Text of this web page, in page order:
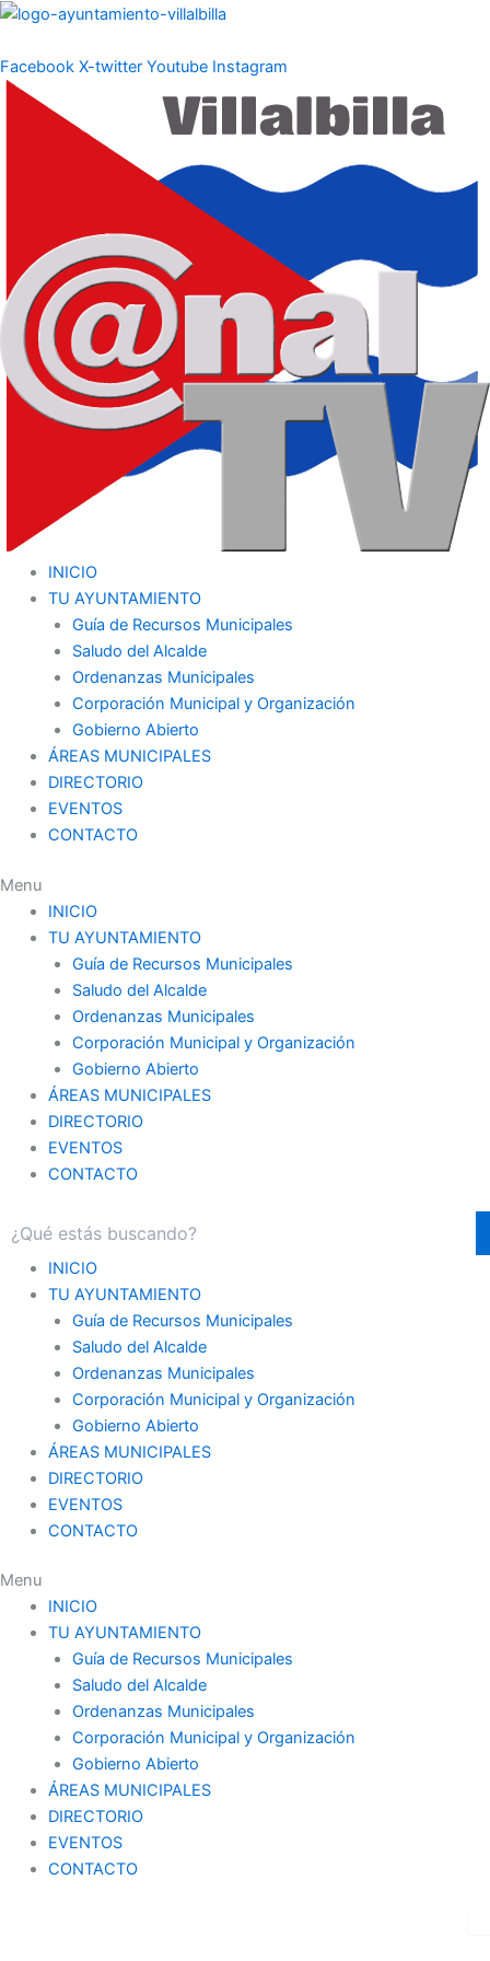
Ir
contenido
Facebook X-twitter Youtube Instagram
INICIO
TU AYUNTAMIENTO
Guía de Recursos Municipales
Saludo del Alcalde
Ordenanzas Municipales
Corporación Municipal y Organización
Gobierno Abierto
ÁREAS MUNICIPALES
DIRECTORIO
EVENTOS
CONTACTO
Menu
INICIO
TU AYUNTAMIENTO
Guía de Recursos Municipales
Saludo del Alcalde
Ordenanzas Municipales
Corporación Municipal y Organización
Gobierno Abierto
ÁREAS MUNICIPALES
DIRECTORIO
EVENTOS
CONTACTO
INICIO
TU AYUNTAMIENTO
Guía de Recursos Municipales
Saludo del Alcalde
Ordenanzas Municipales
Corporación Municipal y Organización
Gobierno Abierto
ÁREAS MUNICIPALES
DIRECTORIO
EVENTOS
CONTACTO
Menu
INICIO
TU AYUNTAMIENTO
Guía de Recursos Municipales
Saludo del Alcalde
Ordenanzas Municipales
Corporación Municipal y Organización
Gobierno Abierto
ÁREAS MUNICIPALES
DIRECTORIO
EVENTOS
CONTACTO